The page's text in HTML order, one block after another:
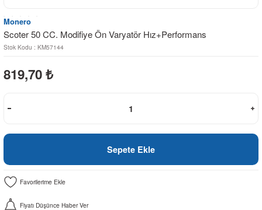
Monero
Scoter 50 CC. Modifiye Ön Varyatör Hız+Performans
Stok Kodu : KM57144
819,70 ₺
Sepete Ekle
Fiyatı Düşünce Haber Ver